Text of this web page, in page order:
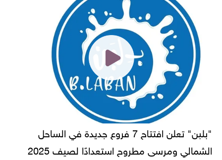
"بلبن" تعلن افتتاح 7 فروع جديدة في الساحل
الشمالي ومرسى مطروح استعدادًا لصيف 2025